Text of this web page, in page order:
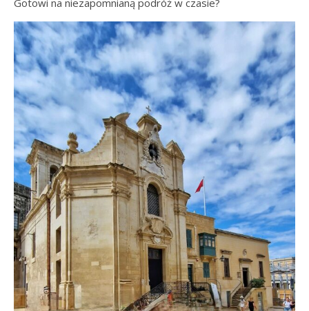
Gotowi na niezapomnianą podróż w czasie?